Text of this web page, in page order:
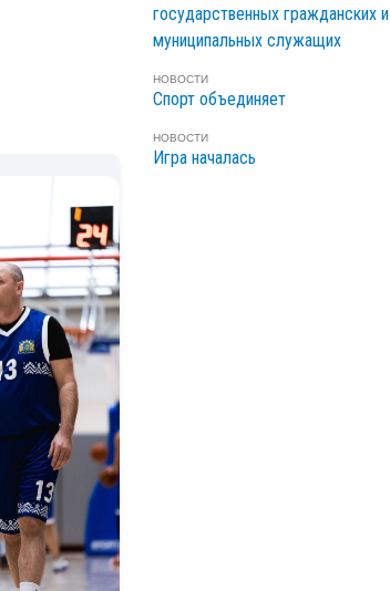
государственных гражданских и
муниципальных служащих
НОВОСТИ
Спорт объединяет
НОВОСТИ
Игра началась